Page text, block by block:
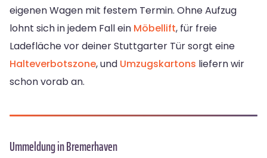
eigenen Wagen mit festem Termin. Ohne Aufzug
lohnt sich in jedem Fall ein Möbellift, für freie
Ladefläche vor deiner Stuttgarter Tür sorgt eine
Halteverbotszone, und Umzugskartons liefern wir
schon vorab an.
Ummeldung in Bremer­haven